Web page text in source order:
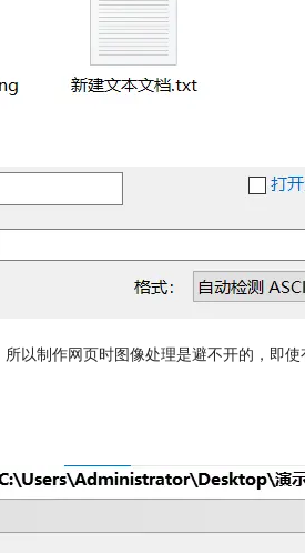
以制作网页时图像处理是避不开的，即